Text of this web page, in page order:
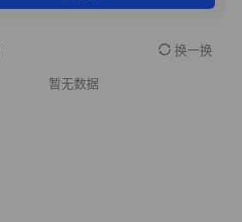
换一换
暂无数据